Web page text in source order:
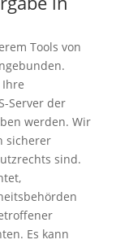
Tools von
Server der
werden. Wir
sicherer
sind.
Es kann